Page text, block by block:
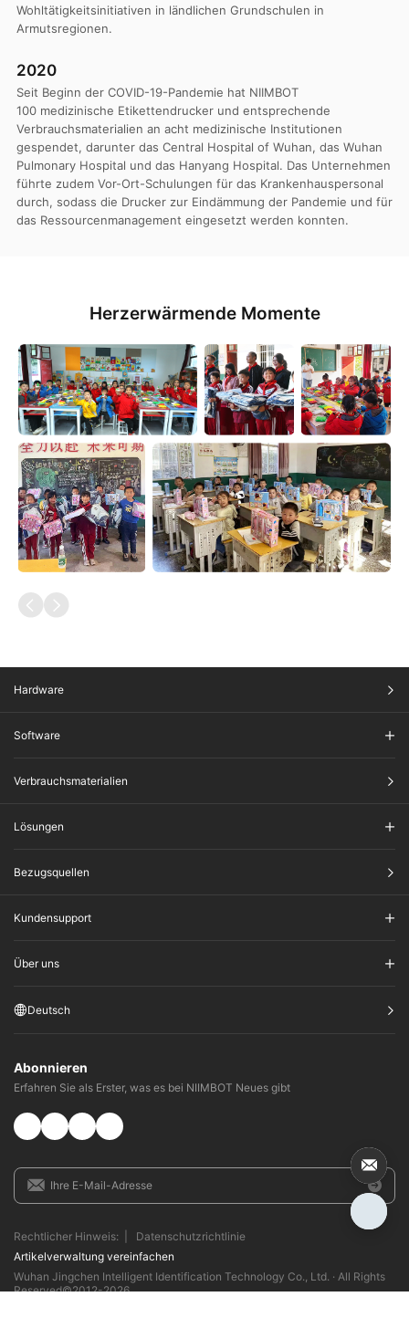
Wohltätigkeitsinitiativen in ländlichen Grundschulen in
Armutsregionen.
2020
Seit Beginn der COVID-19-Pandemie hat NIIMBOT
100 medizinische Etikettendrucker und entsprechende
Verbrauchsmaterialien an acht medizinische Institutionen
gespendet, darunter das Central Hospital of Wuhan, das Wuhan
Pulmonary Hospital und das Hanyang Hospital. Das Unternehmen
führte zudem Vor-Ort-Schulungen für das Krankenhauspersonal
durch, sodass die Drucker zur Eindämmung der Pandemie und für
das Ressourcenmanagement eingesetzt werden konnten.
Herzerwärmende Momente
Hardware
Software
Verbrauchsmaterialien
Lösungen
Bezugsquellen
Kundensupport
Über uns
Deutsch
Abonnieren
Erfahren Sie als Erster, was es bei NIIMBOT Neues gibt
Rechtlicher Hinweis:
Datenschutzrichtlinie
Artikelverwaltung vereinfachen​
Wuhan Jingchen Intelligent Identification Technology Co., Ltd. · All Rights
Reserved©2012-2026